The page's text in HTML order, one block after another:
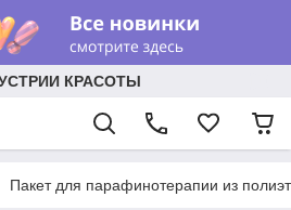
КРАСОТЫ
Пакет для парафинотерапии из